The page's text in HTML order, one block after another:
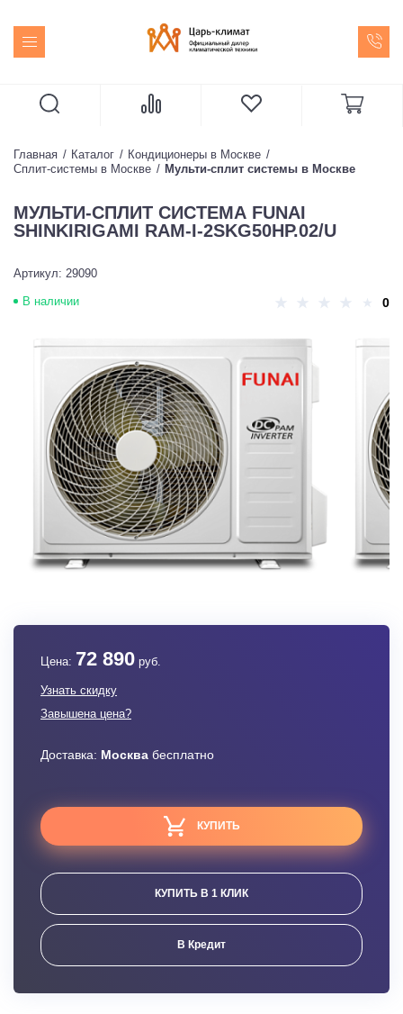
Главная Каталог
Кондиционеры в Москве
Сплит-системы в Москве
Мульти-сплит системы в Москве
МУЛЬТИ-СПЛИТ СИСТЕМА FUNAI
SHINKIRIGAMI RAM-I-2SKG50HP.02/U
Артикул: 29090
В наличии 0
Цена: 72 890 руб.
Узнать скидку
Завышена цена?
Доставка: Москва бесплатно
КУПИТЬ
КУПИТЬ В 1 КЛИК
В Кредит